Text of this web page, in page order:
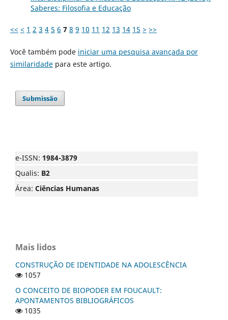
Saberes: Filosofia e Educação
<< < 1 2 3 4 5 6 7 8 9 10 11 12 13 14 15 > >>
Você também pode iniciar uma pesquisa avançada por
similaridadepara este artigo.
Submissão
e-ISSN: 1984-3879
Qualis: B2
Área: Ciências Humanas
Mais lidos
CONSTRUÇÃO DE IDENTIDADE NA ADOLESCÊNCIA
1057
O CONCEITO DE BIOPODER EM FOUCAULT:
APONTAMENTOS BIBLIOGRÁFICOS
1035